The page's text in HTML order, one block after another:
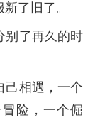
了旧了。
别了再久的时
己相遇，一个
险，一个倔